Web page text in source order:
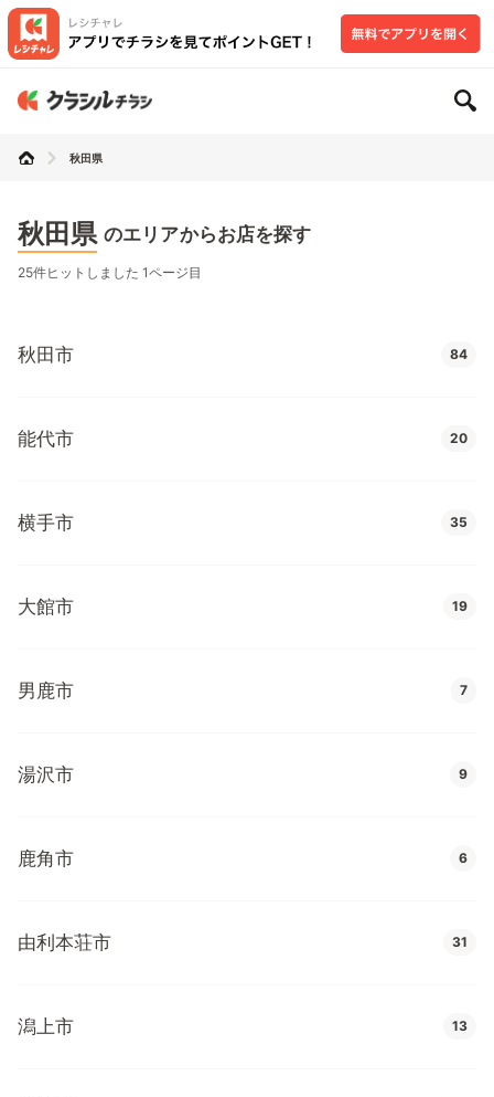
秋田県
秋田県 のエリアからお店を探す
25件ヒットしました 1ページ目
秋田市 84
能代市 20
横手市 35
大館市 19
男鹿市 7
湯沢市 9
鹿角市 6
由利本荘市 31
潟上市 13